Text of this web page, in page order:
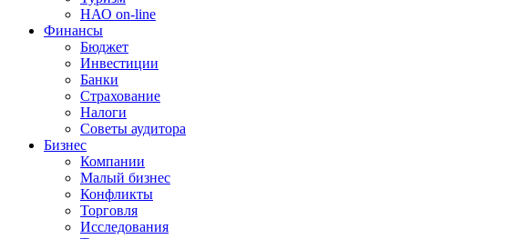
НАО on-line
Финансы
Бюджет
Инвестиции
Банки
Страхование
Налоги
Советы аудитора
Бизнес
Компании
Малый бизнес
Конфликты
Торговля
Исследования